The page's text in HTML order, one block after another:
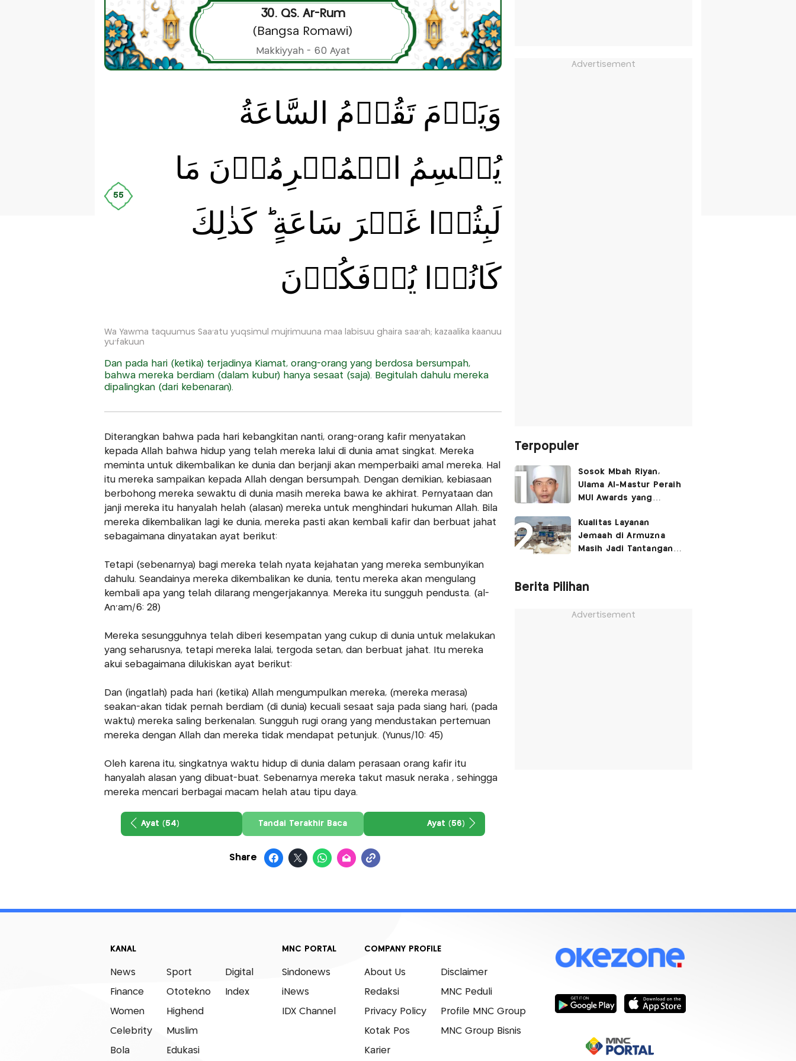
30. QS. Ar-Rum
(Bangsa Romawi)
Makkiyyah - 60 Ayat
55
وَيَوۡمَ تَقُوۡمُ السَّاعَةُ
يُقۡسِمُ الۡمُجۡرِمُوۡنَ مَا
لَبِثُوۡا غَيۡرَ سَاعَةٍ ‌ؕ كَذٰلِكَ
كَانُوۡا يُؤۡفَكُوۡنَ
Wa Yawma taquumus Saa'atu yuqsimul mujrimuuna maa labisuu ghaira saa'ah; kazaalika kaanuu
yu'fakuun
Dan pada hari (ketika) terjadinya Kiamat, orang-orang yang berdosa bersumpah,
bahwa mereka berdiam (dalam kubur) hanya sesaat (saja). Begitulah dahulu mereka
dipalingkan (dari kebenaran).
Diterangkan bahwa pada hari kebangkitan nanti, orang-orang kafir menyatakan
kepada Allah bahwa hidup yang telah mereka lalui di dunia amat singkat. Mereka
meminta untuk dikembalikan ke dunia dan berjanji akan memperbaiki amal mereka. Hal
itu mereka sampaikan kepada Allah dengan bersumpah. Dengan demikian, kebiasaan
berbohong mereka sewaktu di dunia masih mereka bawa ke akhirat. Pernyataan dan
janji mereka itu hanyalah helah (alasan) mereka untuk menghindari hukuman Allah. Bila
mereka dikembalikan lagi ke dunia, mereka pasti akan kembali kafir dan berbuat jahat
sebagaimana dinyatakan ayat berikut:
Tetapi (sebenarnya) bagi mereka telah nyata kejahatan yang mereka sembunyikan
dahulu. Seandainya mereka dikembalikan ke dunia, tentu mereka akan mengulang
kembali apa yang telah dilarang mengerjakannya. Mereka itu sungguh pendusta. (al-
An'am/6: 28)
Mereka sesungguhnya telah diberi kesempatan yang cukup di dunia untuk melakukan
yang seharusnya, tetapi mereka lalai, tergoda setan, dan berbuat jahat. Itu mereka
akui sebagaimana dilukiskan ayat berikut:
Dan (ingatlah) pada hari (ketika) Allah mengumpulkan mereka, (mereka merasa)
seakan-akan tidak pernah berdiam (di dunia) kecuali sesaat saja pada siang hari, (pada
waktu) mereka saling berkenalan. Sungguh rugi orang yang mendustakan pertemuan
mereka dengan Allah dan mereka tidak mendapat petunjuk. (Yunus/10: 45)
Oleh karena itu, singkatnya waktu hidup di dunia dalam perasaan orang kafir itu
hanyalah alasan yang dibuat-buat. Sebenarnya mereka takut masuk neraka , sehingga
mereka mencari berbagai macam helah atau tipu daya.
Ayat (54) Tandai Terakhir Baca Ayat (56)
Share
Advertisement
Terpopuler
Sosok Mbah Riyan,
Ulama Al-Mastur Peraih
MUI Awards yang
Tukang Bangunan
Kualitas Layanan
Jemaah di Armuzna
Masih Jadi Tantangan
Berita Pilihan
Advertisement
KANAL
News
Finance
Women
Celebrity
Bola
Sport
Ototekno
Highend
Muslim
Edukasi
Digital
Index
MNC PORTAL
Sindonews
iNews
IDX Channel
COMPANY PROFILE
About Us
Redaksi
Privacy Policy
Kotak Pos
Karier
Disclaimer
MNC Peduli
Profile MNC Group
MNC Group Bisnis